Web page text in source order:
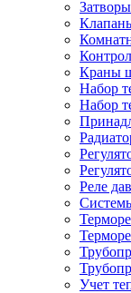
Затворы
Краны
Набор
Набор
Реле
Учет